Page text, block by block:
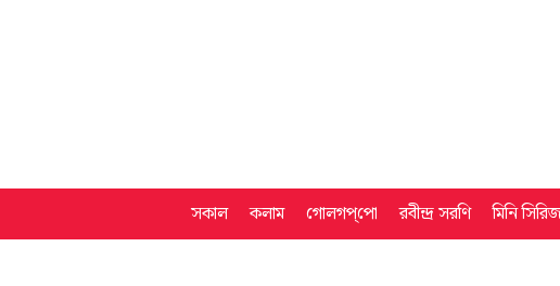
সকাল কলাম গোলগপ্‌পো রবীন্দ্র সরণি মিনি